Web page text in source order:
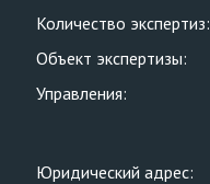
Количество экспертиз:
Объект экспертизы:
Управления:
Юридический адрес: